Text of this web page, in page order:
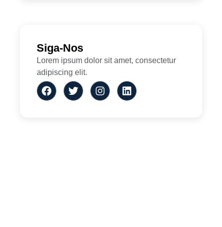
Siga-Nos
Lorem ipsum dolor sit amet, consectetur
adipiscing elit.